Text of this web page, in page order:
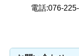
電話:076-225-